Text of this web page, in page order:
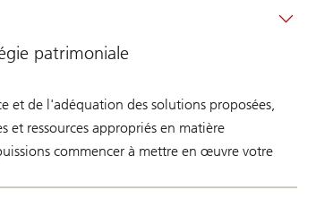
patrimoniale
et de l'adéquation des solutions proposées,
et ressources appropriés en matière
commencer à mettre en œuvre votre